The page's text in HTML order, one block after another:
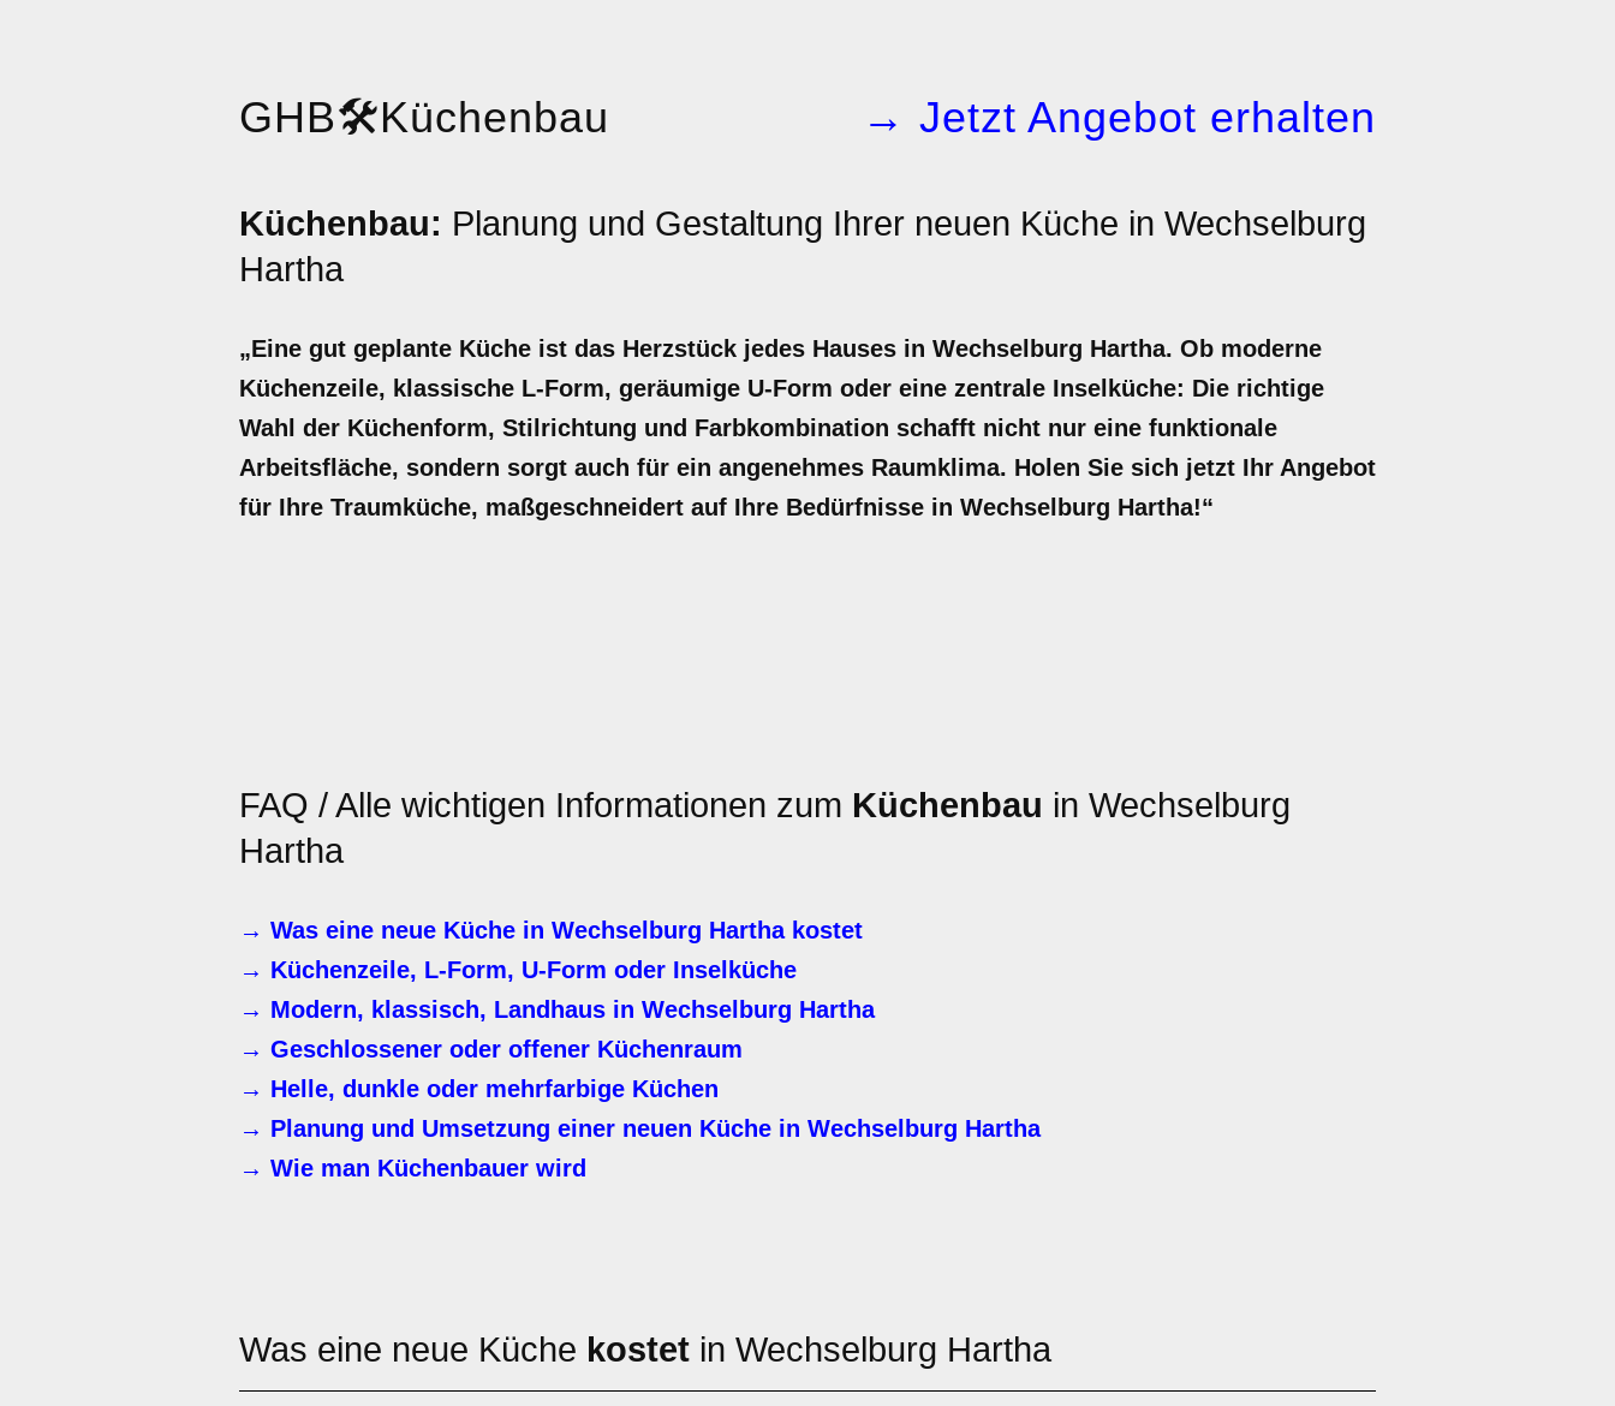
GHB🛠️Küchenbau → Jetzt Angebot erhalten
Küchenbau: Planung und Gestaltung Ihrer neuen Küche in Wechselburg
Hartha
„Eine gut geplante Küche ist das Herzstück jedes Hauses in Wechselburg Hartha. Ob moderne
Küchenzeile, klassische L-Form, geräumige U-Form oder eine zentrale Inselküche: Die richtige
Wahl der Küchenform, Stilrichtung und Farbkombination schafft nicht nur eine funktionale
Arbeitsfläche, sondern sorgt auch für ein angenehmes Raumklima. Holen Sie sich jetzt Ihr Angebot
für Ihre Traumküche, maßgeschneidert auf Ihre Bedürfnisse in Wechselburg Hartha!“
FAQ / Alle wichtigen Informationen zum Küchenbau in Wechselburg
Hartha
→ Was eine neue Küche in Wechselburg Hartha kostet
→ Küchenzeile, L-Form, U-Form oder Inselküche
→ Modern, klassisch, Landhaus in Wechselburg Hartha
→ Geschlossener oder offener Küchenraum
→ Helle, dunkle oder mehrfarbige Küchen
→ Planung und Umsetzung einer neuen Küche in Wechselburg Hartha
→ Wie man Küchenbauer wird
Was eine neue Küche kostet in Wechselburg Hartha